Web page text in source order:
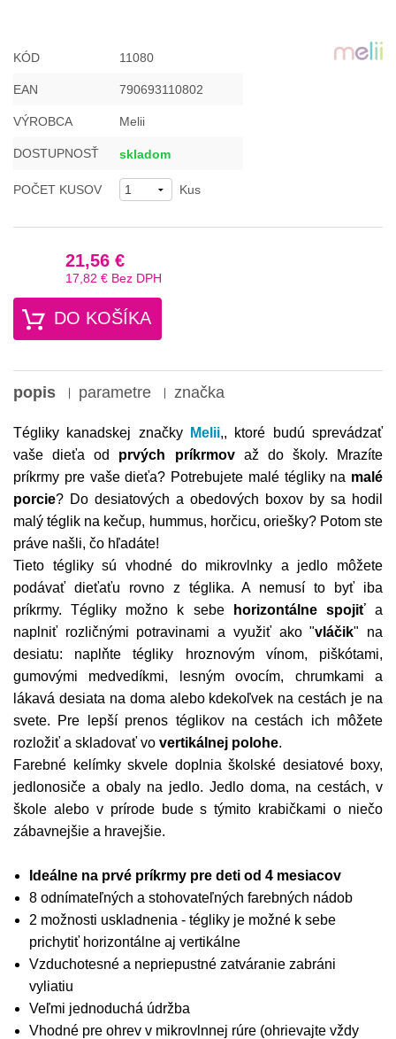
KÓD 11080
EAN 790693110802
VÝROBCA Melii
DOSTUPNOSŤ skladom
POČET KUSOV Kus
21,56 €
17,82 € Bez DPH
DO KOŠÍKA
popis parametre značka
Tégliky kanadskej značky Melii,, ktoré budú sprevádzať
vaše dieťa od prvých príkrmovaž do školy. Mrazíte
príkrmy pre vaše dieťa? Potrebujete malé tégliky na malé
porcie? Do desiatových a obedových boxov by sa hodil
malý téglik na kečup, hummus, horčicu, oriešky? Potom ste
práve našli, čo hľadáte!
Tieto tégliky sú vhodné do mikrovlnky a jedlo môžete
podávať dieťaťu rovno z téglika. A nemusí to byť iba
príkrmy. Tégliky možno k sebe
horizontálne spojiťa
naplniť rozličnými potravinami a využiť ako "vláčik" na
desiatu: naplňte tégliky hroznovým vínom, piškótami,
gumovými medvedíkmi, lesným ovocím, chrumkami a
lákavá desiata na doma alebo kdekoľvek na cestách je na
svete. Pre lepší prenos téglikov na cestách ich môžete
rozložiť a skladovať vo vertikálnej polohe.
Farebné kelímky skvele doplnia školské desiatové boxy,
jedlonosiče a obaly na jedlo. Jedlo doma, na cestách, v
škole alebo v prírode bude s týmito krabičkami o niečo
zábavnejšie a hravejšie.
Ideálne na prvé príkrmy pre deti od 4 mesiacov
8 odnímateľných a stohovateľných farebných nádob
2 možnosti uskladnenia - tégliky je možné k sebe
prichytiť horizontálne aj vertikálne
Vzduchotesné a nepriepustné zatváranie zabráni
vyliatiu
Veľmi jednoduchá údržba
Vhodné pre ohrev v mikrovlnnej rúre (ohrievajte vždy